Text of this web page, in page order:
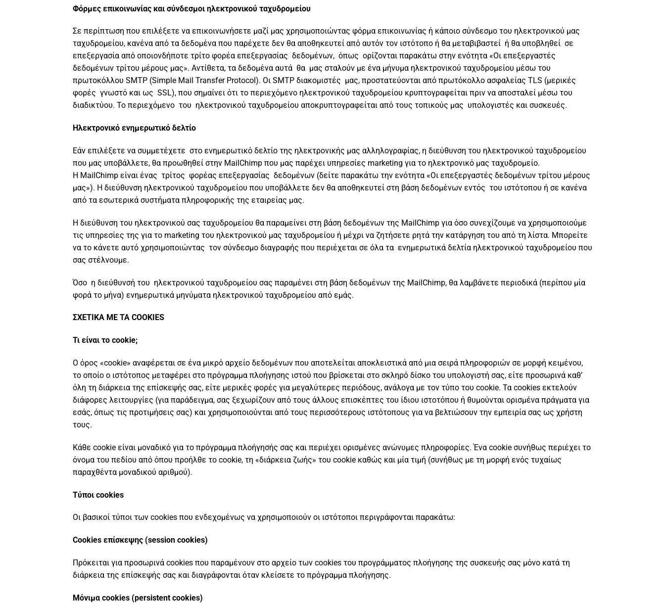
Φόρμες επικοινωνίας και σύνδεσμοι ηλεκτρονικού ταχυδρομείου
Σε περίπτωση που επιλέξετε να επικοινωνήσετε μαζί μας χρησιμοποιώντας φόρμα επικοινωνίας ή κάποιο σύνδεσμο του ηλεκτρονικού μας
ταχυδρομείου, κανένα από τα δεδομένα που παρέχετε δεν θα αποθηκευτεί από αυτόν τον ιστότοπο ή θα μεταβιβαστεί ή θα υποβληθεί σε
επεξεργασία από οποιονδήποτε τρίτο φορέα επεξεργασίας δεδομένων, όπως ορίζονται παρακάτω στην ενότητα «Οι επεξεργαστές
δεδομένων τρίτου μέρους μας». Αντίθετα, τα δεδομένα αυτά θα μας σταλούν με ένα μήνυμα ηλεκτρονικού ταχυδρομείου μέσω του
πρωτοκόλλου SMTP (Simple Mail Transfer Protocol). Οι SMTP διακομιστές μας, προστατεύονται από πρωτόκολλο ασφαλείας TLS (μερικές
φορές γνωστό και ως SSL), που σημαίνει ότι το περιεχόμενο ηλεκτρονικού ταχυδρομείου κρυπτογραφείται πριν να αποσταλεί μέσω του
διαδικτύου. Το περιεχόμενο του ηλεκτρονικού ταχυδρομείου αποκρυπτογραφείται από τους τοπικούς μας υπολογιστές και συσκευές.
Ηλεκτρονικό ενημερωτικό δελτίο
Εάν επιλέξετε να συμμετέχετε στο ενημερωτικό δελτίο της ηλεκτρονικής μας αλληλογραφίας, η διεύθυνση του ηλεκτρονικού ταχυδρομείου
που μας υποβάλλετε, θα προωθηθεί στην MailChimp που μας παρέχει υπηρεσίες marketing για το ηλεκτρονικό μας ταχυδρομείο.
Η MailChimp είναι ένας τρίτος φορέας επεξεργασίας δεδομένων (δείτε παρακάτω την ενότητα «Οι επεξεργαστές δεδομένων τρίτου μέρους
μας»). Η διεύθυνση ηλεκτρονικού ταχυδρομείου που υποβάλλετε δεν θα αποθηκευτεί στη βάση δεδομένων εντός του ιστότοπου ή σε κανένα
από τα εσωτερικά συστήματα πληροφορικής της εταιρείας μας.
Η διεύθυνση του ηλεκτρονικού σας ταχυδρομείου θα παραμείνει στη βάση δεδομένων της MailChimp για όσο συνεχίζουμε να χρησιμοποιούμε
τις υπηρεσίες της για το marketing του ηλεκτρονικού μας ταχυδρομείου ή μέχρι να ζητήσετε ρητά την κατάργηση του από τη λίστα. Μπορείτε
να το κάνετε αυτό χρησιμοποιώντας τον σύνδεσμο διαγραφής που περιέχεται σε όλα τα ενημερωτικά δελτία ηλεκτρονικού ταχυδρομείου που
σας στέλνουμε.
Όσο η διεύθυνσή του ηλεκτρονικού ταχυδρομείου σας παραμένει στη βάση δεδομένων της MailChimp, θα λαμβάνετε περιοδικά (περίπου μία
φορά το μήνα) ενημερωτικά μηνύματα ηλεκτρονικού ταχυδρομείου από εμάς.
ΣΧΕΤΙΚΑ ΜΕ ΤΑ COOKIES
Τι είναι το cookie;
Ο όρος «cookie» αναφέρεται σε ένα μικρό αρχείο δεδομένων που αποτελείται αποκλειστικά από μια σειρά πληροφοριών σε μορφή κειμένου,
το οποίο ο ιστότοπος μεταφέρει στο πρόγραμμα πλοήγησης ιστού που βρίσκεται στο σκληρό δίσκο του υπολογιστή σας, είτε προσωρινά καθ’
όλη τη διάρκεια της επίσκεψής σας, είτε μερικές φορές για μεγαλύτερες περιόδους, ανάλογα με τον τύπο του cookie. Τα cookies εκτελούν
διάφορες λειτουργίες (για παράδειγμα, σας ξεχωρίζουν από τους άλλους επισκέπτες του ίδιου ιστοτόπου ή θυμούνται ορισμένα πράγματα για
εσάς, όπως τις προτιμήσεις σας) και χρησιμοποιούνται από τους περισσότερους ιστότοπους για να βελτιώσουν την εμπειρία σας ως χρήστη
τους.
Κάθε cookie είναι μοναδικό για το πρόγραμμα πλοήγησής σας και περιέχει ορισμένες ανώνυμες πληροφορίες. Ένα cookie συνήθως περιέχει το
όνομα του πεδίου από όπου προήλθε το cookie, τη «διάρκεια ζωής» του cookie καθώς και μία τιμή (συνήθως με τη μορφή ενός τυχαίως
παραχθέντα μοναδικού αριθμού).
Τύποι cookies
Οι βασικοί τύποι των cookies που ενδεχομένως να χρησιμοποιούν οι ιστότοποι περιγράφονται παρακάτω:
Cookies επίσκεψης (session cookies)
Πρόκειται για προσωρινά cookies που παραμένουν στο αρχείο των cookies του προγράμματος πλοήγησης της συσκευής σας μόνο κατά τη
διάρκεια της επίσκεψής σας και διαγράφονται όταν κλείσετε το πρόγραμμα πλοήγησης.
Μόνιμα cookies (persistent cookies)